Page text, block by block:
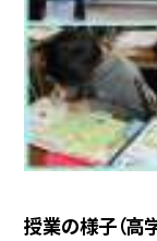
授業の様子（高